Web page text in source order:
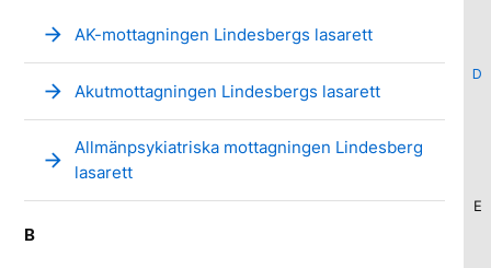
D
E
arrow_forward AK-mottagningen Lindesbergs lasarett
arrow_forward Akutmottagningen Lindesbergs lasarett
arrow_forward
Allmänpsykiatriska mottagningen Lindesberg
lasarett
B